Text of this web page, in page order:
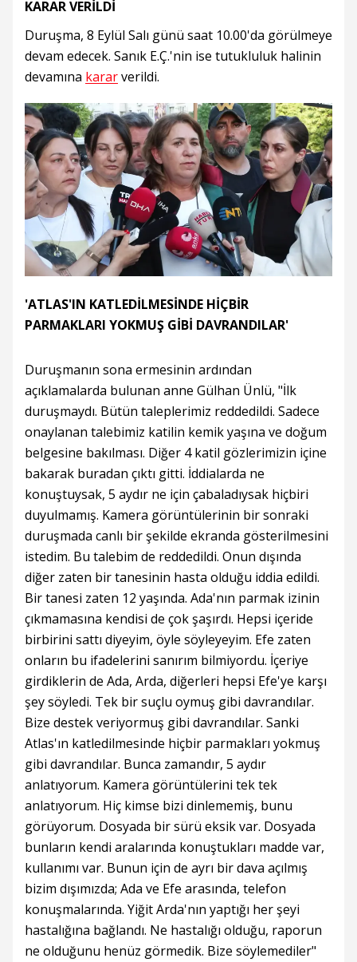
KARAR VERİLDİ
Duruşma, 8 Eylül Salı günü saat 10.00'da görülmeye
devam edecek. Sanık E.Ç.'nin ise tutukluluk halinin
devamına kararverildi.
'ATLAS'IN KATLEDİLMESİNDE HİÇBİR
PARMAKLARI YOKMUŞ GİBİ DAVRANDILAR'
Duruşmanın sona ermesinin ardından
açıklamalarda bulunan anne Gülhan Ünlü, "İlk
duruşmaydı. Bütün taleplerimiz reddedildi. Sadece
onaylanan talebimiz katilin kemik yaşına ve doğum
belgesine bakılması. Diğer 4 katil gözlerimizin içine
bakarak buradan çıktı gitti. İddialarda ne
konuştuysak, 5 aydır ne için çabaladıysak hiçbiri
duyulmamış. Kamera görüntülerinin bir sonraki
duruşmada canlı bir şekilde ekranda gösterilmesini
istedim. Bu talebim de reddedildi. Onun dışında
diğer zaten bir tanesinin hasta olduğu iddia edildi.
Bir tanesi zaten 12 yaşında. Ada'nın parmak izinin
çıkmamasına kendisi de çok şaşırdı. Hepsi içeride
birbirini sattı diyeyim, öyle söyleyeyim. Efe zaten
onların bu ifadelerini sanırım bilmiyordu. İçeriye
girdiklerin de Ada, Arda, diğerleri hepsi Efe'ye karşı
şey söyledi. Tek bir suçlu oymuş gibi davrandılar.
Bize destek veriyormuş gibi davrandılar. Sanki
Atlas'ın katledilmesinde hiçbir parmakları yokmuş
gibi davrandılar. Bunca zamandır, 5 aydır
anlatıyorum. Kamera görüntülerini tek tek
anlatıyorum. Hiç kimse bizi dinlememiş, bunu
görüyorum. Dosyada bir sürü eksik var. Dosyada
bunların kendi aralarında konuştukları madde var,
kullanımı var. Bunun için de ayrı bir dava açılmış
bizim dışımızda; Ada ve Efe arasında, telefon
konuşmalarında. Yiğit Arda'nın yaptığı her şeyi
hastalığına bağlandı. Ne hastalığı olduğu, raporun
ne olduğunu henüz görmedik. Bize söylemediler"